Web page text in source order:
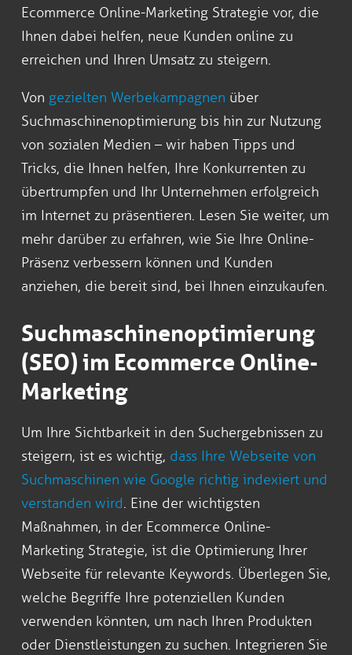
Ecommerce Online-Marketing Strategie vor, die
Ihnen dabei helfen, neue Kunden online zu
erreichen und Ihren Umsatz zu steigern.
Von gezielten Werbekampagnen über
Suchmaschinenoptimierung bis hin zur Nutzung
von sozialen Medien – wir haben Tipps und
Tricks, die Ihnen helfen, Ihre Konkurrenten zu
übertrumpfen und Ihr Unternehmen erfolgreich
im Internet zu präsentieren. Lesen Sie weiter, um
mehr darüber zu erfahren, wie Sie Ihre Online-
Präsenz verbessern können und Kunden
anziehen, die bereit sind, bei Ihnen einzukaufen.
Suchmaschinenoptimierung
(SEO) im Ecommerce Online-
Marketing
Um Ihre Sichtbarkeit in den Suchergebnissen zu
steigern, ist es wichtig, dass Ihre Webseite von
Suchmaschinen wie Google richtig indexiert und
verstanden wird. Eine der wichtigsten
Maßnahmen, in der Ecommerce Online-
Marketing Strategie, ist die Optimierung Ihrer
Webseite für relevante Keywords. Überlegen Sie,
welche Begriffe Ihre potenziellen Kunden
verwenden könnten, um nach Ihren Produkten
oder Dienstleistungen zu suchen. Integrieren Sie